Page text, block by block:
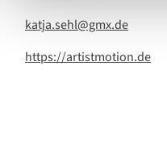
katja.sehl@gmx.de
https://artistmotion.de